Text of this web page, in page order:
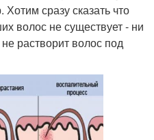
сразу сказать что
волос не существует - ни
растворит волос под